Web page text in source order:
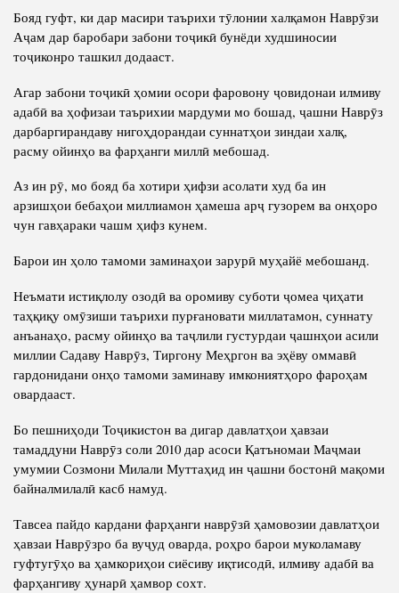
Бояд гуфт, ки дар масири таърихи тӯлонии халқамон Наврӯзи
Аҷам дар баробари забони тоҷикӣ бунёди худшиносии
тоҷиконро ташкил додааст.
Агар забони тоҷикӣ ҳомии осори фаровону ҷовидонаи илмиву
адабӣ ва ҳофизаи таърихии мардуми мо бошад, ҷашни Наврӯз
дарбаргирандаву нигоҳдорандаи суннатҳои зиндаи халқ,
расму ойинҳо ва фарҳанги миллӣ мебошад.
Аз ин рӯ, мо бояд ба хотири ҳифзи асолати худ ба ин
арзишҳои бебаҳои миллиамон ҳамеша арҷ гузорем ва онҳоро
чун гавҳараки чашм ҳифз кунем.
Барои ин ҳоло тамоми заминаҳои зарурӣ муҳайё мебошанд.
Неъмати истиқлолу озодӣ ва оромиву суботи ҷомеа ҷиҳати
таҳқиқу омӯзиши таърихи пурғановати миллатамон, суннату
анъанаҳо, расму ойинҳо ва таҷлили густурдаи ҷашнҳои асили
миллии Садаву Наврӯз, Тиргону Меҳргон ва эҳёву оммавӣ
гардонидани онҳо тамоми заминаву имкониятҳоро фароҳам
овардааст.
Бо пешниҳоди Тоҷикистон ва дигар давлатҳои ҳавзаи
тамаддуни Наврӯз соли 2010 дар асоси Қатъномаи Маҷмаи
умумии Созмони Милали Муттаҳид ин ҷашни бостонӣ мақоми
байналмилалӣ касб намуд.
Тавсеа пайдо кардани фарҳанги наврӯзӣ ҳамовозии давлатҳои
ҳавзаи Наврӯзро ба вуҷуд оварда, роҳро барои муколамаву
гуфтугӯҳо ва ҳамкориҳои сиёсиву иқтисодӣ, илмиву адабӣ ва
фарҳангиву ҳунарӣ ҳамвор сохт.